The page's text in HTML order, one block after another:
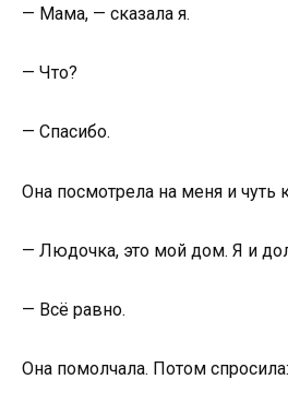
— Мама, — сказала я.
— Что?
— Спасибо.
Она посмотрела на меня и чуть
— Людочка, это мой дом. Я и
— Всё равно.
Она помолчала. Потом спросила: